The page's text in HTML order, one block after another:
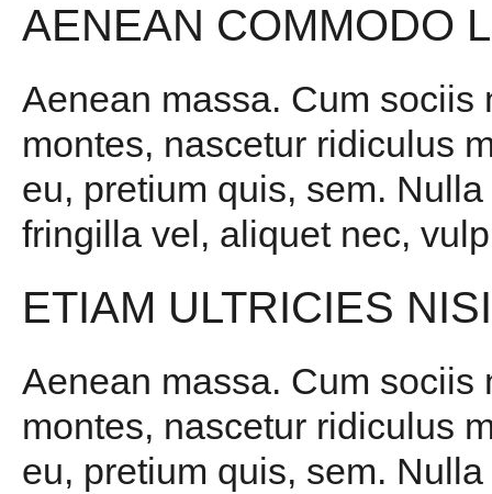
AENEAN COMMODO
Aenean massa. Cum
montes, nascetur ridiculus
eu, pretium quis, sem.
fringilla vel, aliquet nec,
ETIAM ULTRICIES
Aenean massa. Cum
montes, nascetur ridiculus
eu, pretium quis, sem.